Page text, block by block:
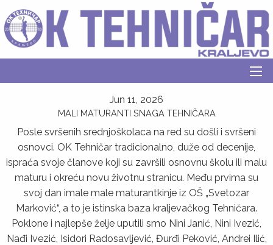
Jun 11, 2026
MALI MATURANTI SNAGA TEHNIČARA
Posle svršenih srednjoškolaca na red su došli i svršeni
osnovci. OK Tehničar tradicionalno, duže od decenije,
ispraća svoje članove koji su završili osnovnu školu ili malu
maturu i okreću novu životnu stranicu. Među prvima su
svoj dan imale male maturantkinje iz OŠ „Svetozar
Marković“, a to je istinska baza kralјevačkog Tehničara.
Poklone i najlepše želјe uputili smo Nini Janić, Nini Ivezić,
Nađi Ivezić, Isidori Radosavlјević, Đurđi Peković, Andrei Ilić,